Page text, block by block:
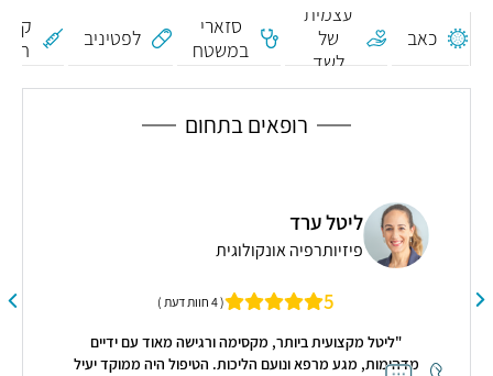
כאב
עצמית
של
לשד
עצם
סזארי
במשטח
דם
לפטיניב
רופאים בתחום
ליטל ערד
פיזיותרפיה אונקולוגית
5 ( 4 חוות דעת )
"ליטל מקצועית ביותר, מקסימה ורגישה מאוד עם ידיים
מדהימות, מגע מרפא ונועם הליכות. הטיפול היה ממוקד יעיל